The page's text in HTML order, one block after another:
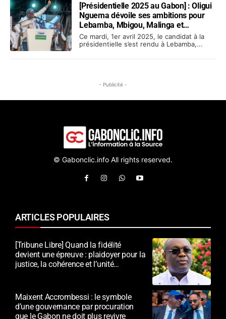
[Présidentielle 2025 au Gabon] : Oligui
Nguema dévoile ses ambitions pour
Lebamba, Mbigou, Malinga et
Mimongo
Ce mardi, 1er avril 2025, le candidat à la
présidentielle s’est rendu à Lebamba,...
- Publicité -
© Gabonclic.info All rights reserved.
ARTICLES POPULAIRES
[Tribune Libre] Quand la fidélité
devient une épreuve : plaidoyer pour la
justice, la cohérence et l’unité
Maixent Accrombessi : le symbole
d’une gouvernance par procuration
que le Gabon ne doit plus revivre